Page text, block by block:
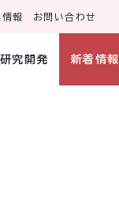
報 お問い合わせ
研究開発 新着情報